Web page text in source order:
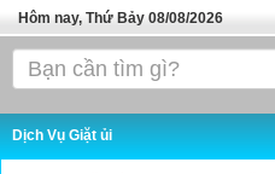
Hôm nay, Thứ Bảy 08/08/2026
Trang chủ
Tuyển Sinh Đào Tạo
Dịch Vụ Giặt ủi